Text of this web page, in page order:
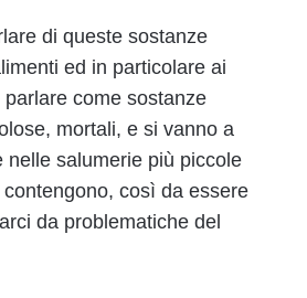
di queste sostanze
ed in particolare ai
come sostanze
mortali, e si vanno a
nelle salumerie più piccole
così da essere
da problematiche del